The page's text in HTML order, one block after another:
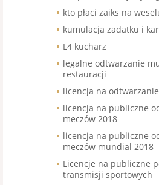
kto płaci zaiks na
kumulacja zadatku i
L4 kucharz
legalne odtwarzanie
restauracji
licencja na
licencja na publiczne
meczów 2018
licencja na publiczne
meczów mundial 2018
Licencje na publiczne
transmisji sportowych